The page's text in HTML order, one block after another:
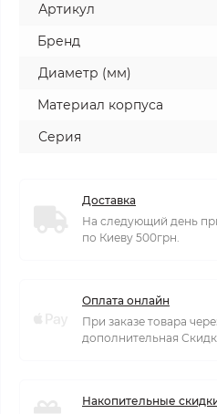
Артикул
Бренд
Диаметр (мм)
Материал корпуса
Серия
Доставка
На следующий день
по Киеву 500грн.
Оплата онлайн
При заказе товара
дополнительная
Накопительные